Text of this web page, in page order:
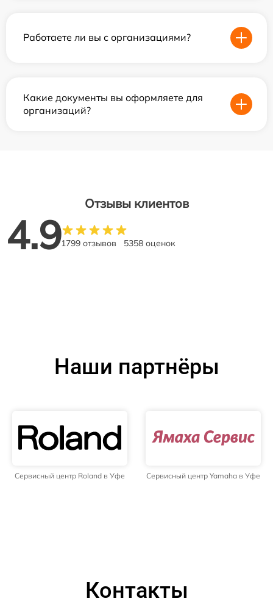
Работаете ли вы с организациями?
Какие документы вы оформляете для
организаций?
Отзывы клиентов
4.91799 отзывов 5358 оценок
Наши партнёры
Сервисный центр Roland в Уфе Сервисный центр Yamaha в Уфе
Контакты